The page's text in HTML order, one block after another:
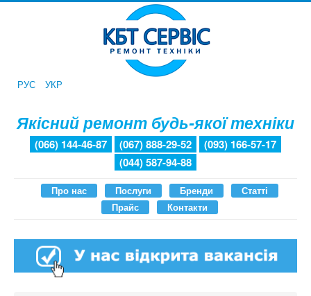
РУС УКР
Якісний ремонт будь-якої техніки
(066) 144-46-87 (067) 888-29-52
(093) 166-57-17
(044) 587-94-88
Про нас Послуги Бренди
Статті
Прайс
Контакти